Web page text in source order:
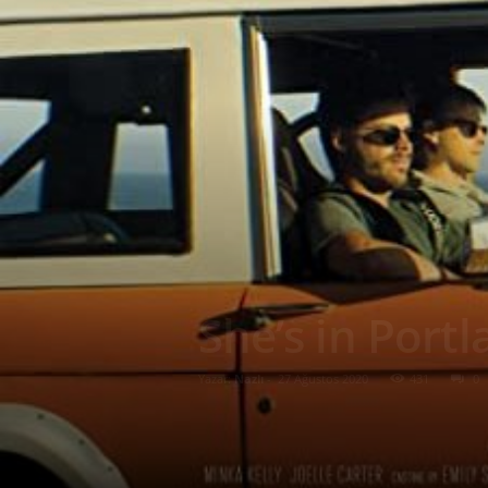
She’s in
Yazar: Nazlı- 27 Ağustos 2020 431 0